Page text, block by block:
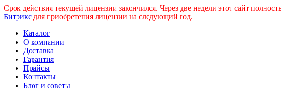
Срок действия текущей лицензии закончился. Через две недели этот сайт
Битрикс для приобретения лицензии на следующий год.
Каталог
О компании
Доставка
Гарантия
Прайсы
Контакты
Блог и советы